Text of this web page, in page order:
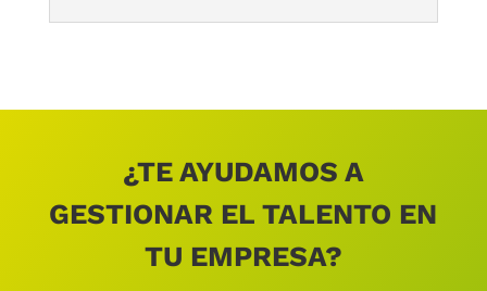
¿TE AYUDAMOS A
GESTIONAR EL TALENTO EN
TU EMPRESA?